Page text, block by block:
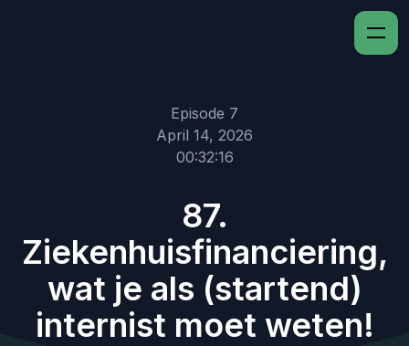
Episode 7
April 14, 2026
00:32:16
87.
Ziekenhuisfinanciering,
wat je als (startend)
internist moet weten!